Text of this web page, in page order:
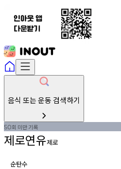
음식 또는 운동 검색하기
50회 미만기록
제로연유제로
순탄수